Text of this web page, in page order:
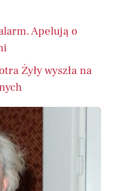
Apelują o
Żyły wyszła na